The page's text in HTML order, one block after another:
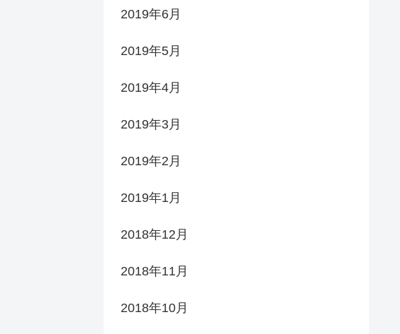
2019年6月
2019年5月
2019年4月
2019年3月
2019年2月
2019年1月
2018年12月
2018年11月
2018年10月